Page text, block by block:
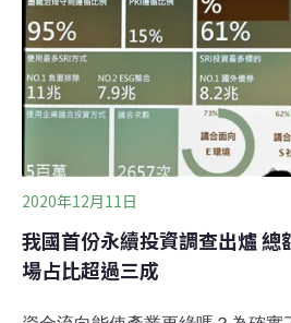
2020年12月11日
我國首份永續投資調查出爐
場占比超過三成